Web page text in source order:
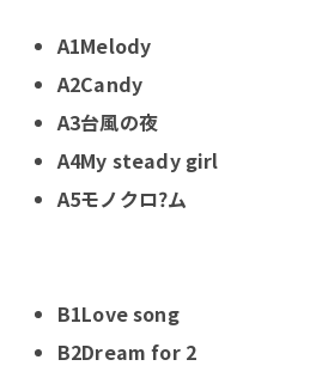
A1Melody
A2Candy
A3台風の夜
A4My steady girl
A5モノクロ?ム
B1Love song
B2Dream for 2